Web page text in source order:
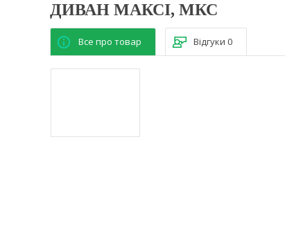
ДИВАН МАКСІ, МКС
Все про товар Відгуки 0